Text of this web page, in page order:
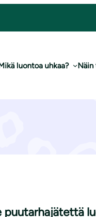
luontoa uhkaa?
puutarhajätettä